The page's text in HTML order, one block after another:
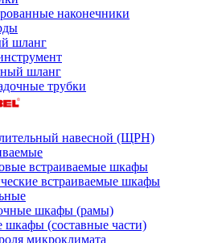
наконечники
шланг
шланг
трубки
навесной (ЩРН)
встраиваемые шкафы
встраиваемые шкафы
шкафы (рамы)
шкафы (составные части)
микроклимата